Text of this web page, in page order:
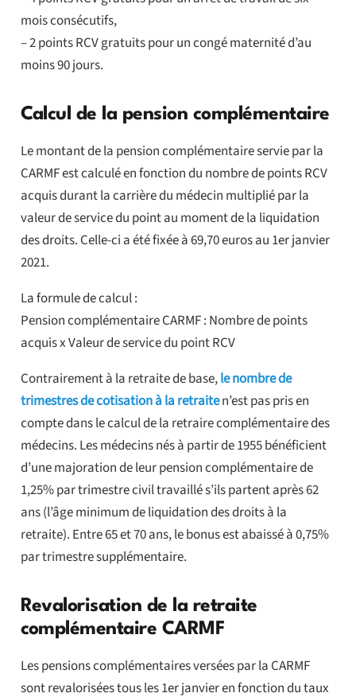
mois consécutifs,
– 2 points RCV gratuits pour un congé maternité d’au
moins 90 jours.
Calcul de la pension complémentaire
Le montant de la pension complémentaire servie par la
CARMF est calculé en fonction du nombre de points RCV
acquis durant la carrière du médecin multiplié par la
valeur de service du point au moment de la liquidation
des droits. Celle-ci a été fixée à 69,70 euros au 1er janvier
2021.
La formule de calcul :
Pension complémentaire CARMF : Nombre de points
acquis x Valeur de service du point RCV
Contrairement à la retraite de base,le nombre de
trimestres de cotisation à la retraiten’est pas pris en
compte dans le calcul de la retraire complémentaire des
médecins. Les médecins nés à partir de 1955 bénéficient
d’une majoration de leur pension complémentaire de
1,25% par trimestre civil travaillé s’ils partent après 62
ans (l’âge minimum de liquidation des droits à la
retraite). Entre 65 et 70 ans, le bonus est abaissé à 0,75%
par trimestre supplémentaire.
Revalorisation de la retraite
complémentaire CARMF
Les pensions complémentaires versées par la CARMF
sont revalorisées tous les 1er janvier en fonction du taux